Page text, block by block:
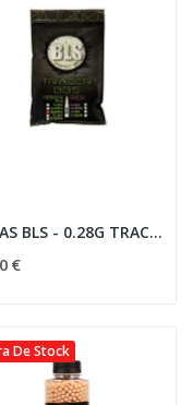
BOLAS BLS - 0.28G TRACER BIO
€
De Stock